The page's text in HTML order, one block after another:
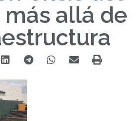
más allá de